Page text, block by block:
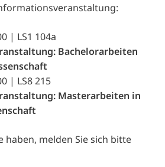
| LS1 104a
Bachelorarbeiten
| LS8 215
Masterarbeiten in
haben, melden Sie sich bitte